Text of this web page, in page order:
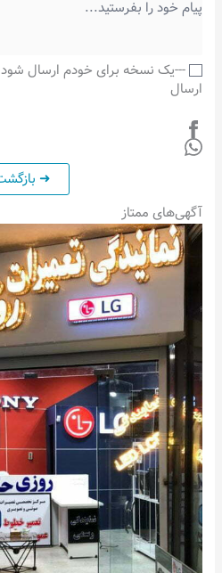
---یک نسخه برای خودم ارسال شود
ارسال
آگهی‌های ممتاز